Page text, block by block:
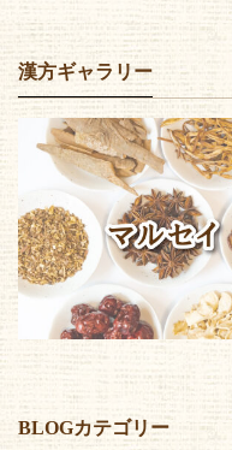
漢方ギャラリー
BLOGカテゴリー